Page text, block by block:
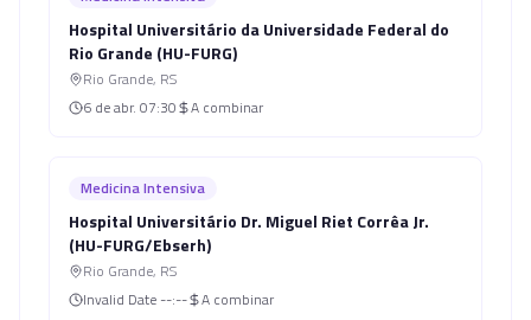
Hospital Universitário da Universidade Federal do
Rio Grande (HU-FURG)
Rio Grande, RS
6 de abr. 07:30 A combinar
Medicina Intensiva
Hospital Universitário Dr. Miguel Riet Corrêa Jr.
(HU-FURG/Ebserh)
Rio Grande, RS
Invalid Date --:-- A combinar